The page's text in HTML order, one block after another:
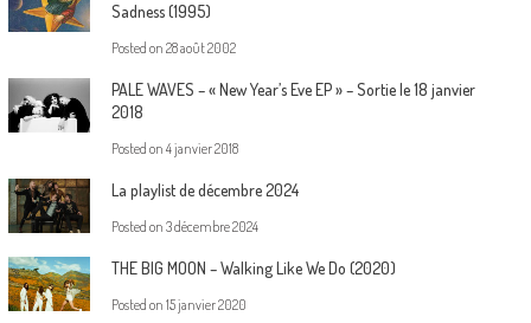
Sadness (1995)
Posted on 28 août 2002
PALE WAVES – « New Year’s Eve EP » – Sortie le 18 janvier
2018
Posted on 4 janvier 2018
La playlist de décembre 2024
Posted on 3 décembre 2024
THE BIG MOON – Walking Like We Do (2020)
Posted on 15 janvier 2020